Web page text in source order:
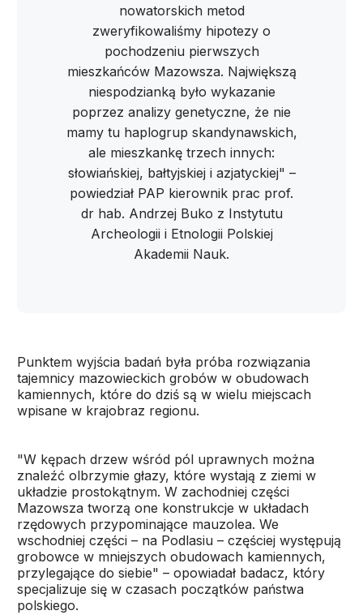
nowatorskich metod
zweryfikowaliśmy hipotezy o
pochodzeniu pierwszych
mieszkańców Mazowsza. Największą
niespodzianką było wykazanie
poprzez analizy genetyczne, że nie
mamy tu haplogrup skandynawskich,
ale mieszkankę trzech innych:
słowiańskiej, bałtyjskiej i azjatyckiej" –
powiedział PAP kierownik prac prof.
dr hab. Andrzej Buko z Instytutu
Archeologii i Etnologii Polskiej
Akademii Nauk.
Punktem wyjścia badań była próba rozwiązania
tajemnicy mazowieckich grobów w obudowach
kamiennych, które do dziś są w wielu miejscach
wpisane w krajobraz regionu.
"W kępach drzew wśród pól uprawnych można
znaleźć olbrzymie głazy, które wystają z ziemi w
układzie prostokątnym. W zachodniej części
Mazowsza tworzą one konstrukcje w układach
rzędowych przypominające mauzolea. We
wschodniej części – na Podlasiu – częściej występują
grobowce w mniejszych obudowach kamiennych,
przylegające do siebie" – opowiadał badacz, który
specjalizuje się w czasach początków państwa
polskiego.